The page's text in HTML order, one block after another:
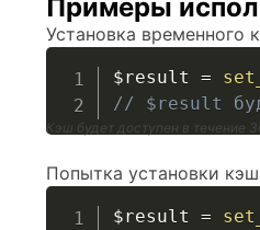
Примеры
Установка временного
$result =
// $result
Кэш будет доступен в течение
Попытка установки
$result =